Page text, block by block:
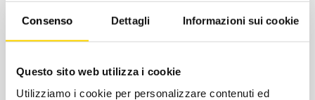
Consenso Dettagli Informazioni sui cookie
Questo sito web utilizza i cookie
Utilizziamo i cookie per personalizzare contenuti ed
sughero e punta Widia tonda con papera